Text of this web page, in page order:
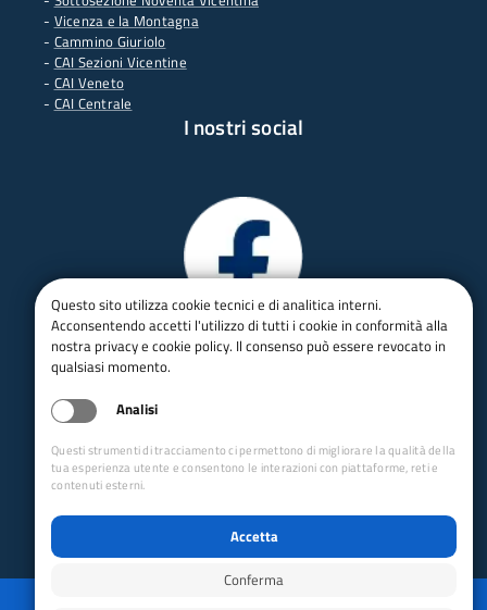
- Vicenza e la Montagna
- Cammino Giuriolo
- CAI Sezioni Vicentine
- CAI Veneto
- CAI Centrale
I nostri social
Questo sito utilizza cookie tecnici e di analitica interni.
Acconsentendo accetti l'utilizzo di tutti i cookie in conformità alla
nostra privacy e cookie policy. Il consenso può essere revocato in
qualsiasi momento.
Analisi
Questi strumenti di tracciamento ci permettono di migliorare la qualità della
tua esperienza utente e consentono le interazioni con piattaforme, reti e
contenuti esterni.
Accetta
Conferma